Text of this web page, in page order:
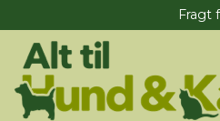
Fragt